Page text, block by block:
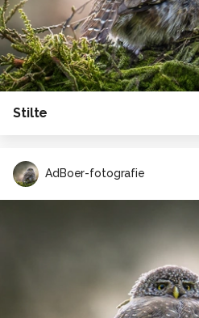
Stilte
AdBoer-fotografie